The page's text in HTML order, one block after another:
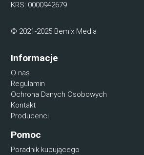
KRS: 0000942679
© 2021-2025 Bemix Media
Informacje
O nas
Regulamin
Ochrona Danych Osobowych
Kontakt
Producenci
Pomoc
Poradnik kupującego